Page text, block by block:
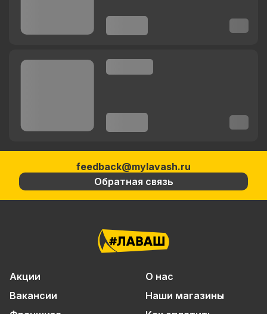
feedback@mylavash.ru
Обратная связь
Акции
О нас
Вакансии
Наши магазины